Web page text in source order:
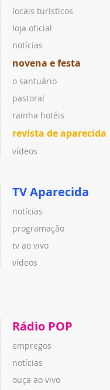
locais turísticos
loja oficial
notícias
novena e festa
o santuário
pastoral
rainha hotéis
revista de aparecida
vídeos
TV Aparecida
notícias
programação
tv ao vivo
vídeos
Rádio POP
empregos
notícias
ouça ao vivo